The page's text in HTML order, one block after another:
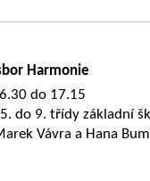
Harmonie
do 17.15
do 9. třídy základní
Vávra a Hana